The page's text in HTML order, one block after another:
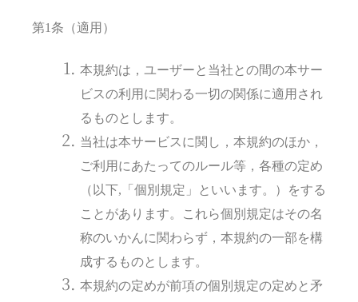
第1条（適用）
本規約は，ユーザーと当社との間の本サー
ビスの利用に関わる一切の関係に適用され
るものとします。
当社は本サービスに関し，本規約のほか，
ご利用にあたってのルール等，各種の定め
（以下,「個別規定」といいます。）をする
ことがあります。これら個別規定はその名
称のいかんに関わらず，本規約の一部を構
成するものとします。
本規約の定めが前項の個別規定の定めと矛